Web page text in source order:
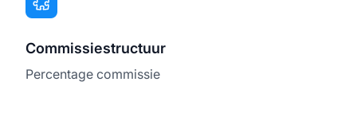
Commissiestructuur
Percentage commissie